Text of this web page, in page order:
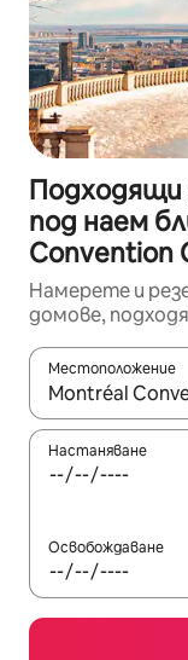
Подходящи
под наем
Convention
Намерете и
домове,
Местоположение
Когато
Настаняване
Освобождаване